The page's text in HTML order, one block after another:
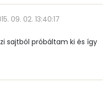
09. 02. 13:40:17
sajtból próbáltam ki és így